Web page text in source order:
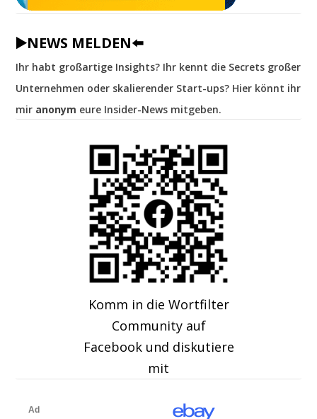
▶️NEWS MELDEN⬅️
Ihr habt großartige Insights? Ihr kennt die Secrets großer
Unternehmen oder skalierender Start-ups? Hier könnt ihr
mir anonym eure Insider-News mitgeben.
Komm in die Wortfilter
Community auf
Facebook und diskutiere
mit